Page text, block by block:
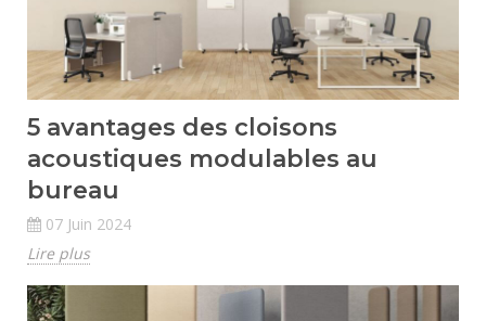
5 avantages des cloisons
acoustiques modulables au
bureau
07 Juin 2024
Lire plus